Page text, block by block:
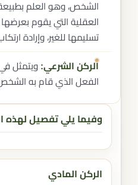
الشخص، وهو العلم بطبيعة
العقلية التي يقوم بعرضها
تسليمها للغير، وإرادة
الركن الشرعي: ويتمثل
الفعل الذي قام به
وفيما يلي تفصيل لهذه
الركن المادي